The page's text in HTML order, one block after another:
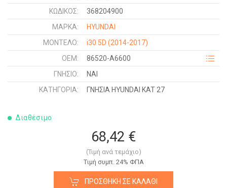
ΚΩΔΙΚΌΣ:
368204900
ΜΑΡΚΑ:
HYUNDAI
ΜΟΝΤΕΛΟ:
i30 5D (2014-2017)
OEM:
86520-A6600
ΓΝΉΣΙΟ:
ΝΑΙ
ΚΑΤΗΓΟΡΊΑ:
ΓΝΗΣΙΑ HYUNDAI KAT 27
Διαθέσιμο
68,42 €
(Τιμή ανά τεμάχιο)
Tιμή συμπ. 24% ΦΠΑ
ΠΡΟΣΘΉΚΗ ΣΕ ΚΑΛΆΘΙ